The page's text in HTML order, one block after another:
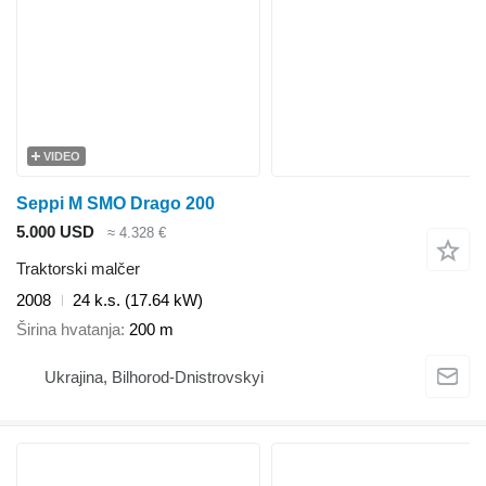
VIDEO
Seppi M SMO Drago 200
5.000 USD
≈ 4.328 €
Traktorski malčer
2008
24 k.s. (17.64 kW)
Širina hvatanja 200 m
Ukrajina, Bilhorod-Dnistrovskyi